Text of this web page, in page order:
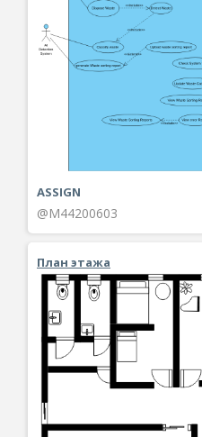
ASSIGN
@M44200603
План этажа